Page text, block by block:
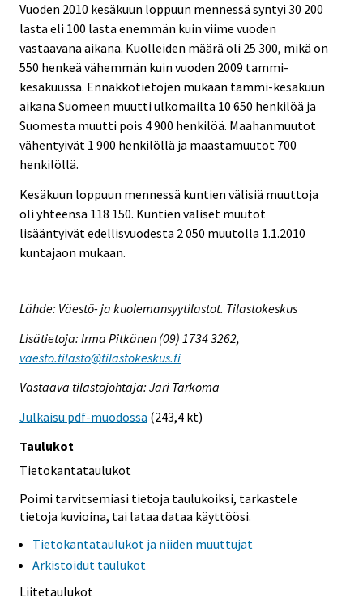
Vuoden 2010 kesäkuun loppuun mennessä syntyi 30 200
lasta eli 100 lasta enemmän kuin viime vuoden
vastaavana aikana. Kuolleiden määrä oli 25 300, mikä on
550 henkeä vähemmän kuin vuoden 2009 tammi-
kesäkuussa. Ennakkotietojen mukaan tammi-kesäkuun
aikana Suomeen muutti ulkomailta 10 650 henkilöä ja
Suomesta muutti pois 4 900 henkilöä. Maahanmuutot
vähentyivät 1 900 henkilöllä ja maastamuutot 700
henkilöllä.
Kesäkuun loppuun mennessä kuntien välisiä muuttoja
oli yhteensä 118 150. Kuntien väliset muutot
lisääntyivät edellisvuodesta 2 050 muutolla 1.1.2010
kuntajaon mukaan.
Lähde: Väestö- ja kuolemansyytilastot. Tilastokeskus
Lisätietoja: Irma Pitkänen (09) 1734 3262,
vaesto.tilasto@tilastokeskus.fi
Vastaava tilastojohtaja: Jari Tarkoma
Julkaisu pdf-muodossa (243,4 kt)
Taulukot
Tietokantataulukot
Poimi tarvitsemiasi tietoja taulukoiksi, tarkastele
tietoja kuvioina, tai lataa dataa käyttöösi.
Tietokantataulukot ja niiden muuttujat
Arkistoidut taulukot
Liitetaulukot